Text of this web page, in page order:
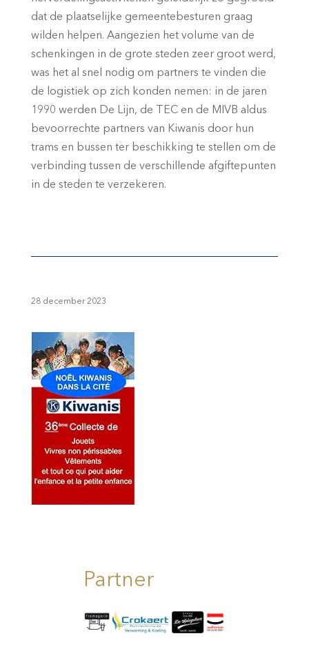
dat de plaatselijke gemeentebesturen graag
wilden helpen. Aangezien het volume van de
schenkingen in de grote steden zeer groot werd,
was het al snel nodig om partners te vinden die
de logistiek op zich konden nemen: in de jaren
1990 werden De Lijn, de TEC en de MIVB aldus
bevoorrechte partners van Kiwanis door hun
trams en bussen ter beschikking te stellen om de
verbinding tussen de verschillende afgiftepunten
in de steden te verzekeren.
28 december 2023
Partner